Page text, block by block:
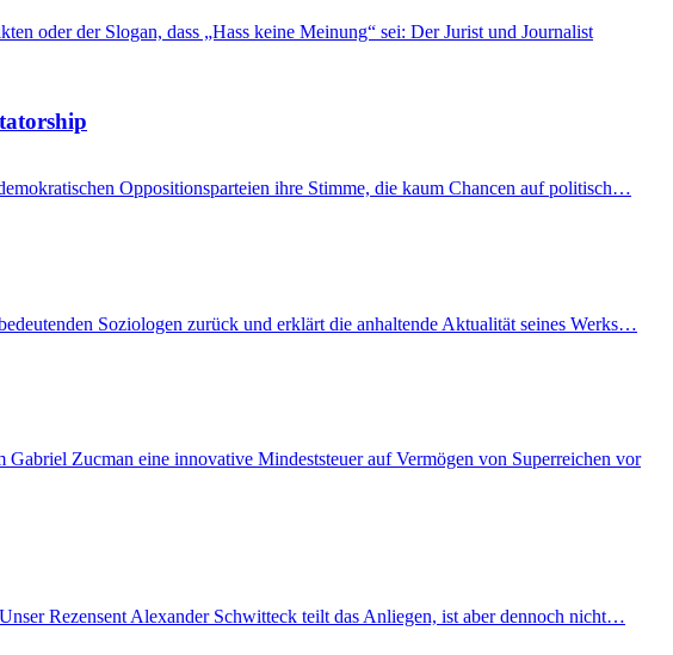
oder der Slogan, dass „Hass keine Meinung“ sei: Der Jurist und Journalist
Oppositionsparteien ihre Stimme, die kaum Chancen auf politisch…
Soziologen zurück und erklärt die anhaltende Aktualität seines Werks…
Zucman eine innovative Mindeststeuer auf Vermögen von Superreichen vor
Rezensent Alexander Schwitteck teilt das Anliegen, ist aber dennoch nicht…